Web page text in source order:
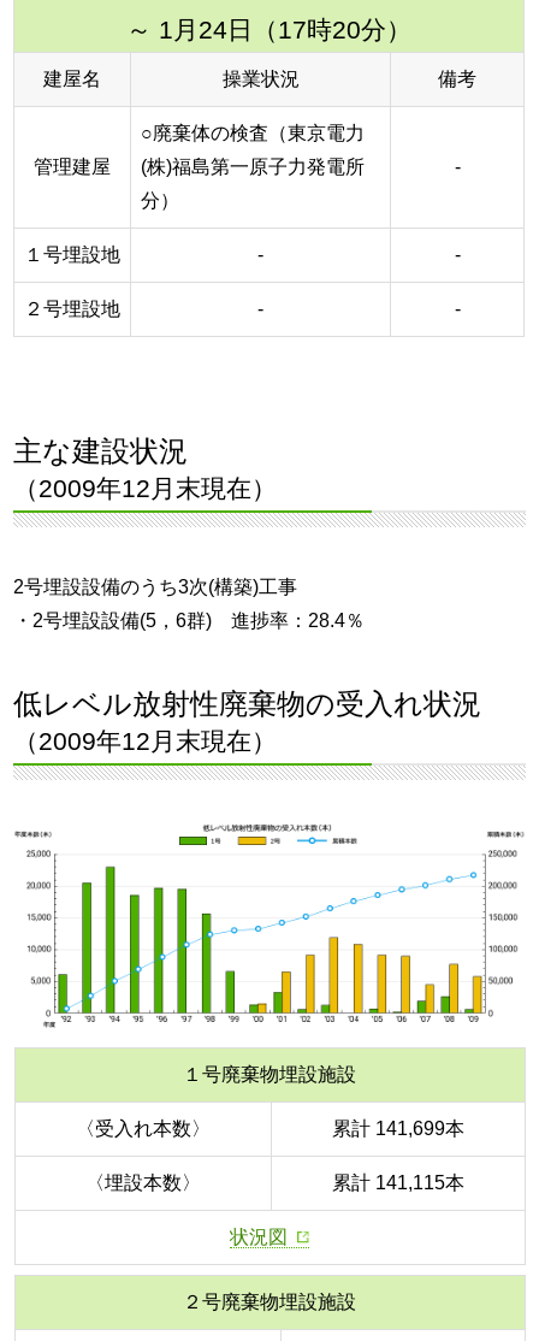
～ 1月24日（17時20分）
建屋名 操業状況 備考
管理建屋
○廃棄体の検査（東京電力
(株)福島第一原子力発電所
分）
-
１号埋設地 - -
２号埋設地 - -
主な建設状況
（2009年12月末現在）
2号埋設設備のうち3次(構築)工事
・2号埋設設備(5，6群) 進捗率：28.4％
低レベル放射性廃棄物の受入れ状況
（2009年12月末現在）
１号廃棄物埋設施設
〈受入れ本数〉 累計 141,699本
〈埋設本数〉 累計 141,115本
状況図
２号廃棄物埋設施設